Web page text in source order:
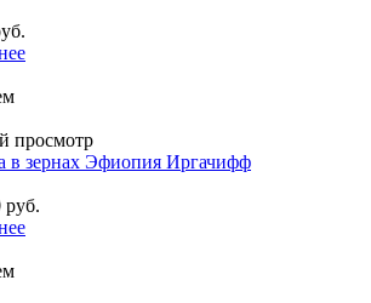
просмотр
в зернах Эфиопия Иргачифф
руб.